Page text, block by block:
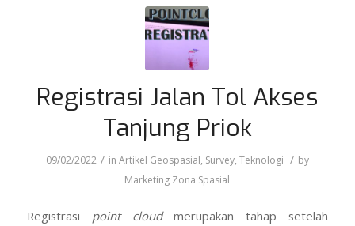
Registrasi Jalan Tol Akses
Tanjung Priok
09/02/2022 / in Artikel Geospasial, Survey, Teknologi / by
Marketing Zona Spasial
Registrasi point cloudmerupakan tahap setelah